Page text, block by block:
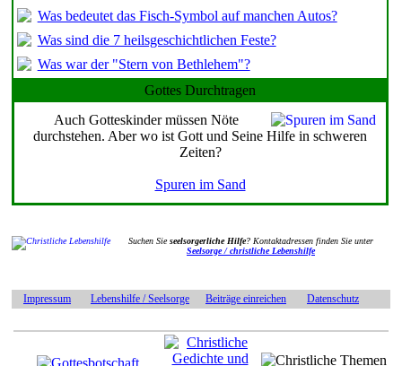
Was bedeutet das Fisch-Symbol auf manchen Autos?
Was sind die 7 heilsgeschichtlichen Feste?
Was war der "Stern von Bethlehem"?
Gottes Durchtragen
Auch Gotteskinder müssen Nöte
durchstehen. Aber wo ist Gott und Seine Hilfe in schweren
Zeiten?
Spuren im Sand
Suchen Sieseelsorgerliche Hilfe? Kontaktadressen finden Sie unter
Seelsorge / christliche Lebenshilfe
Impressum Lebenshilfe / Seelsorge Beiträge einreichen Datenschutz